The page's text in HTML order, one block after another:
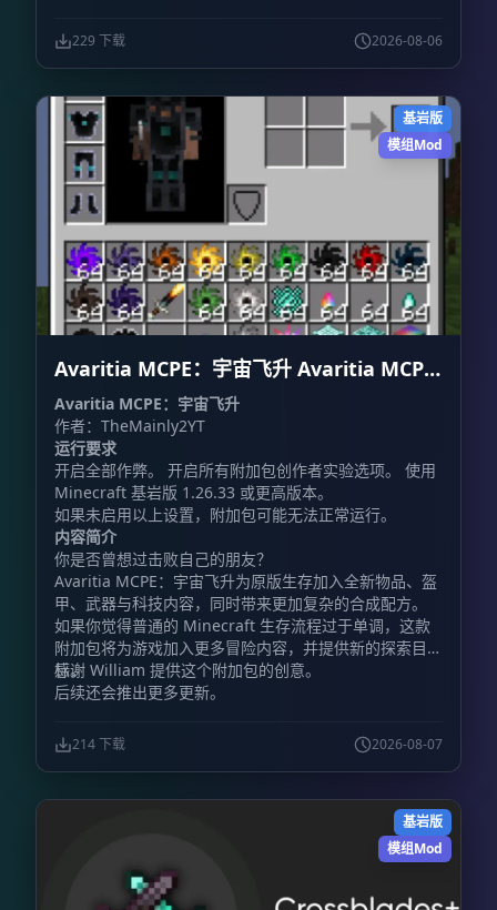
229 下载 2026-08-06
基岩版
模组Mod
Avaritia MCPE：宇宙飞升 Avaritia MCPE:
Cosmic Ascension
Avaritia MCPE：宇宙飞升
作者：TheMainly2YT
运行要求
开启全部作弊。 开启所有附加包创作者实验选项。 使用
Minecraft 基岩版 1.26.33 或更高版本。
如果未启用以上设置，附加包可能无法正常运行。
内容简介
你是否曾想过击败自己的朋友？
Avaritia MCPE：宇宙飞升为原版生存加入全新物品、盔
甲、武器与科技内容，同时带来更加复杂的合成配方。
如果你觉得普通的 Minecraft 生存流程过于单调，这款
附加包将为游戏加入更多冒险内容，并提供新的探索目
标。
感谢 William 提供这个附加包的创意。
后续还会推出更多更新。
214 下载 2026-08-07
基岩版
模组Mod